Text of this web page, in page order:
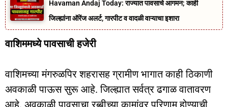
Havaman Andaj Today: राज्यात पावसाचे आगमन; काही
जिल्ह्यांना ऑरेंज अलर्ट, गारपीट व वादळी वाऱ्याचा इशारा
वाशिममध्ये पावसाची हजेरी
वाशिमच्या मंगरुळपिर शहरासह ग्रामीण भागात काही ठिकाणी
अवकाळी पाऊस सुरू आहे. जिल्ह्यात सर्वत्र ढगाळ वातावरण